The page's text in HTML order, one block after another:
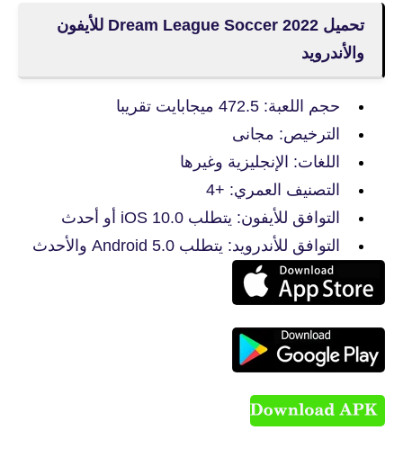
تحميل Dream League Soccer 2022 للأيفون
والأندرويد
حجم اللعبة: 472.5 ميجابايت تقريبا
الترخيص: مجانى
اللغات: الإنجليزية وغيرها
التصنيف العمري: +4
التوافق للأيفون: يتطلب iOS 10.0 أو أحدث
التوافق للأندرويد: يتطلب Android 5.0 والأحدث